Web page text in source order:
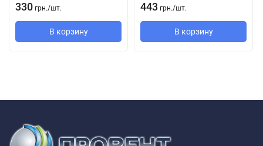
330 грн./шт.
В корзину
443 грн./шт.
В корзину